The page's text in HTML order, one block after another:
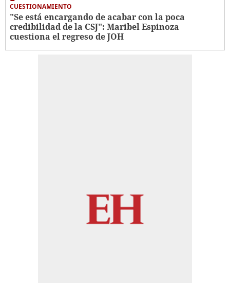
CUESTIONAMIENTO
"Se está encargando de acabar con la poca
credibilidad de la CSJ": Maribel Espinoza
cuestiona el regreso de JOH